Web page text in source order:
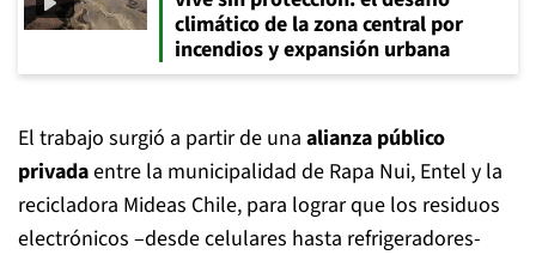
climático de la zona central por
incendios y expansión urbana
El trabajo surgió a partir de una alianza público
privadaentre la municipalidad de Rapa Nui, Entel y la
recicladora Mideas Chile, para lograr que los residuos
electrónicos –desde celulares hasta refrigeradores-